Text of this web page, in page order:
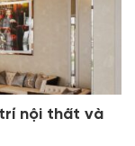
trí nội thất và